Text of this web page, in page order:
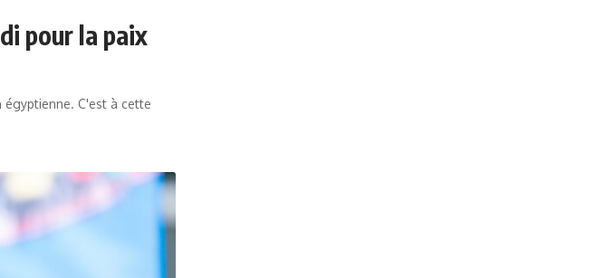
pour la paix
C'est à cette